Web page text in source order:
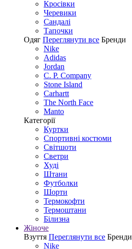
Кросівки
Черевики
Сандалі
Tапочки
Одяг Переглянути все Бренди
Nike
Adidas
Jordan
C. P. Company
Stone Island
Carhartt
The North Face
Manto
Категорії
Куртки
Спортивні костюми
Світшоти
Светри
Худі
Штани
Футболки
Шорти
Термокофти
Термоштани
Білизна
Жіноче
Взуття Переглянути все Бренди
Nike